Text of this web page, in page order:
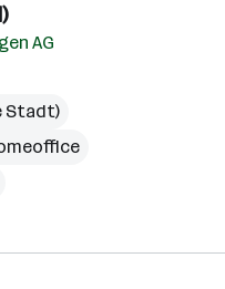
AG
Stadt)